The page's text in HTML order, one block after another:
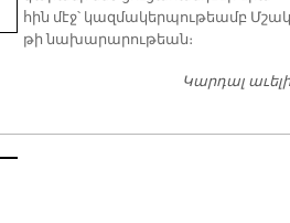
հին մէջ՝ կազ­մա­կեր­պու­թեամբ
թի նա­խա­րա­րու­թեան։
Կարդալ